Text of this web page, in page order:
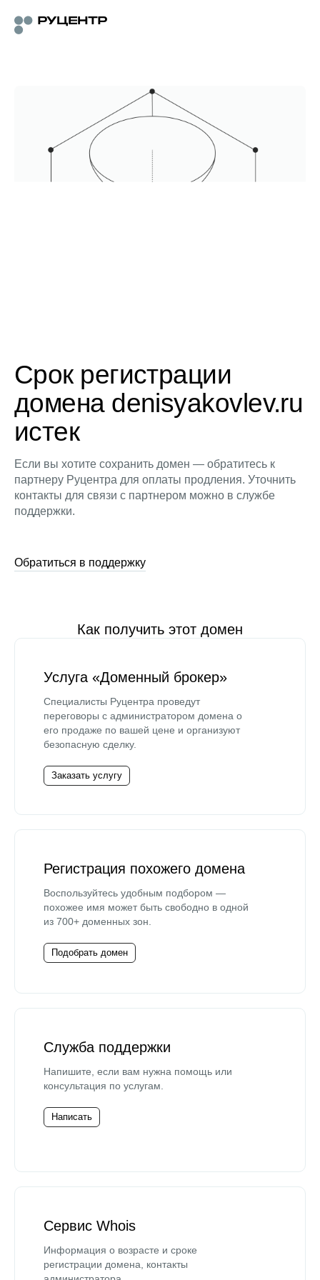
Срок регистрации
домена denisyakovlev.ru
истек
Если вы хотите сохранить домен — обратитесь к
партнеру Руцентра для оплаты продления. Уточнить
контакты для связи с партнером можно в службе
поддержки.
Обратиться в поддержку
Как получить этот домен
Услуга «Доменный брокер»
Специалисты Руцентра проведут
переговоры с администратором домена о
его продаже по вашей цене и организуют
безопасную сделку.
Заказать услугу
Регистрация похожего домена
Воспользуйтесь удобным подбором —
похожее имя может быть свободно в одной
из 700+ доменных зон.
Подобрать домен
Служба поддержки
Напишите, если вам нужна помощь или
консультация по услугам.
Написать
Сервис Whois
Информация о возрасте и сроке
регистрации домена, контакты